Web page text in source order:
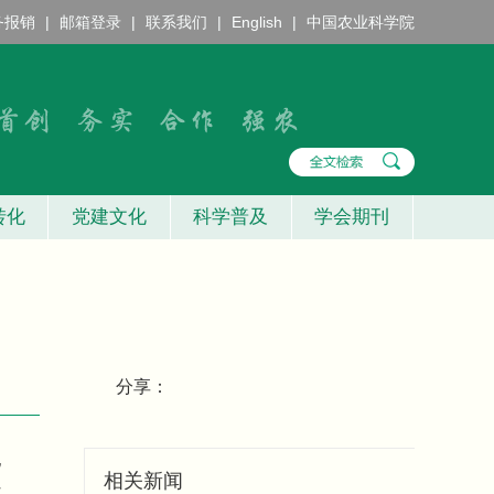
报销 | 邮箱登录 | 联系我们 | English | 中国农业科学院
化 党建文化 科学普及 学会期刊
分享：
相关新闻